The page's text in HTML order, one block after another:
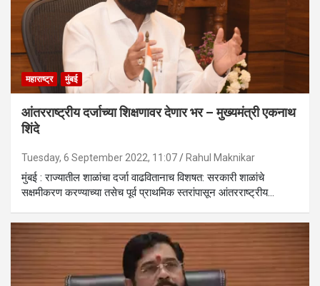
महाराष्ट्र मुंबई
आंतरराष्ट्रीय दर्जाच्या शिक्षणावर देणार भर – मुख्यमंत्री एकनाथ
शिंदे
Tuesday, 6 September 2022, 11:07 Rahul Maknikar
मुंबई : राज्यातील शाळांचा दर्जा वाढवितानाच विशषत: सरकारी शाळांचे
सक्षमीकरण करण्याच्या तसेच पूर्व प्राथमिक स्तरांपासून आंतरराष्ट्रीय…